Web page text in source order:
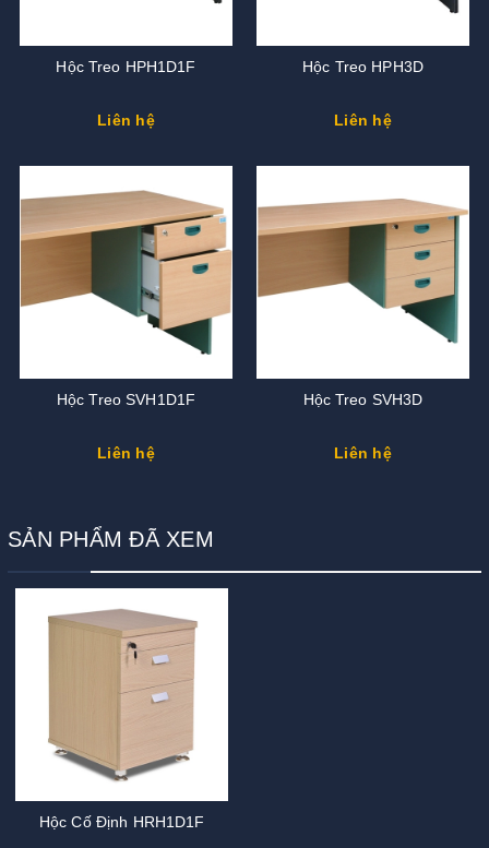
Hộc Treo HPH1D1F
Liên hệ
Hộc Treo HPH3D
Liên hệ
Hộc Treo SVH1D1F
Liên hệ
Hộc Treo SVH3D
Liên hệ
SẢN PHẨM ĐÃ XEM
Hộc Cố Định HRH1D1F